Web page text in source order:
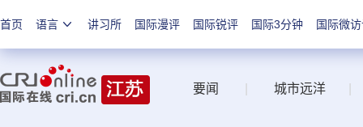
首页 语言 讲习所 国际漫评 国际锐评 国际3分钟 国际微
要闻 城市远洋